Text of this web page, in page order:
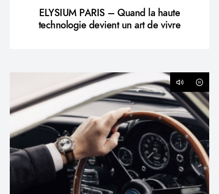
ELYSIUM PARIS – Quand la haute
technologie devient un art de vivre